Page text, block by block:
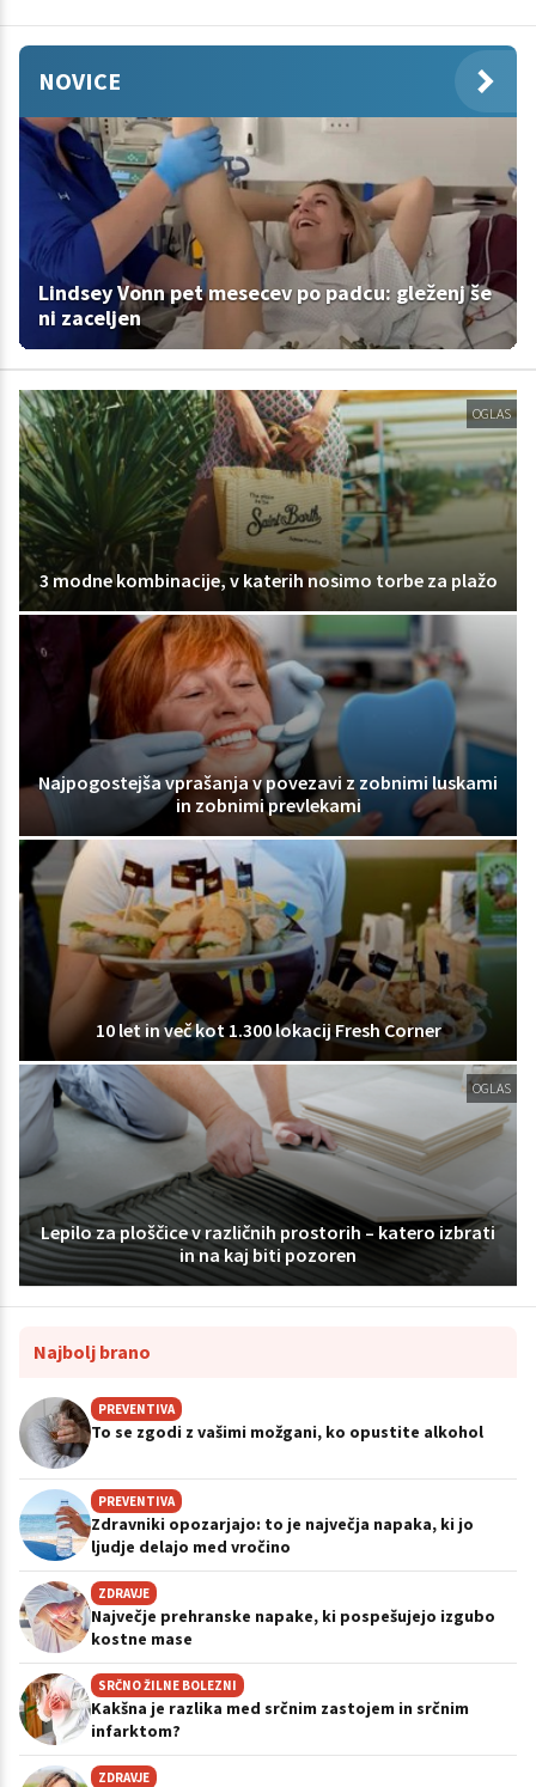
NOVICE
Lindsey Vonn pet mesecev po padcu: gleženj še
ni zaceljen
OGLAS
3 modne kombinacije, v katerih nosimo torbe za plažo
Najpogostejša vprašanja v povezavi z zobnimi luskami
in zobnimi prevlekami
10 let in več kot 1.300 lokacij Fresh Corner
OGLAS
Lepilo za ploščice v različnih prostorih – katero izbrati
in na kaj biti pozoren
Najbolj brano
PREVENTIVA
To se zgodi z vašimi možgani, ko opustite alkohol
PREVENTIVA
Zdravniki opozarjajo: to je največja napaka, ki jo
ljudje delajo med vročino
ZDRAVJE
Največje prehranske napake, ki pospešujejo izgubo
kostne mase
SRČNO ŽILNE BOLEZNI
Kakšna je razlika med srčnim zastojem in srčnim
infarktom?
ZDRAVJE